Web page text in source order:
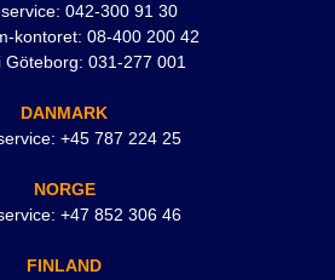
042-300 91 30
kontoret: 08-400 200 42
Göteborg: 031-277 001
DANMARK
+45 787 224 25
NORGE
+47 852 306 46
FINLAND